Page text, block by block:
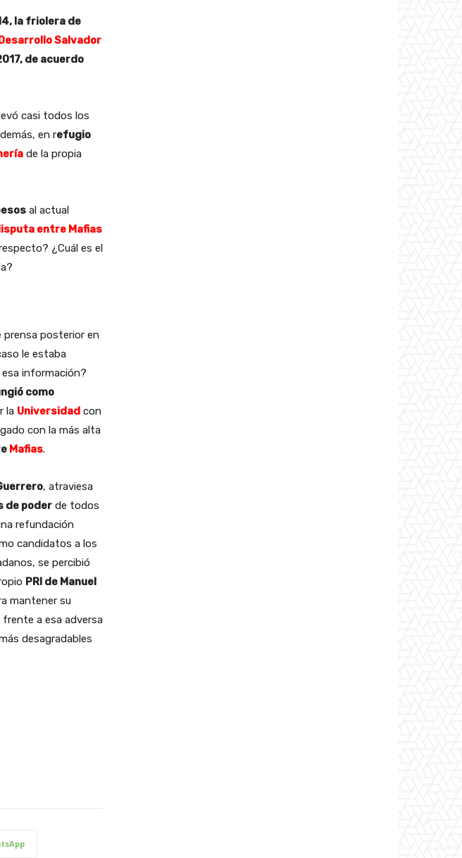
la friolera de
Salvador
de acuerdo
casi todos los
en refugio
de la propia
al actual
entre Mafias
¿Cuál es el
prensa posterior en
le estaba
información?
como
la Universidad con
con la más alta
Mafias.
, atraviesa
de poder de todos
refundación
candidatos a los
se percibió
PRI de Manuel
mantener su
a esa adversa
desagradables